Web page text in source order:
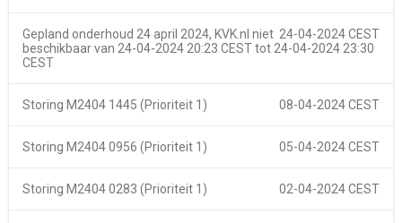
24-04-2024 CEST
Gepland onderhoud 24 april 2024, KVK.nl niet
beschikbaar van 24-04-2024 20:23 CESTtot 24-04-2024 23:30
CEST
08-04-2024 CEST
Storing M2404 1445 (Prioriteit 1)
05-04-2024 CEST
Storing M2404 0956 (Prioriteit 1)
02-04-2024 CEST
Storing M2404 0283 (Prioriteit 1)